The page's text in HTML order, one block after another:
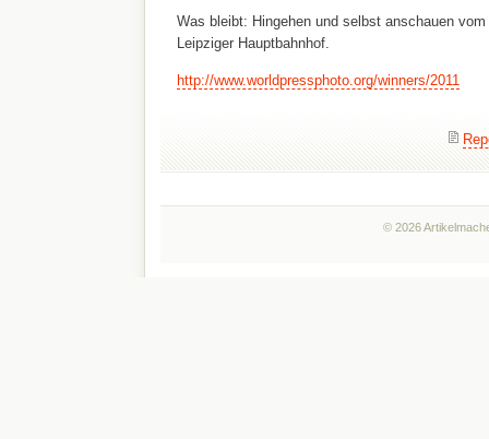
Was bleibt: Hingehen und selbst anschauen
Leipziger Hauptbahnhof.
http://www.worldpressphoto.org/winners/2011
© 2026